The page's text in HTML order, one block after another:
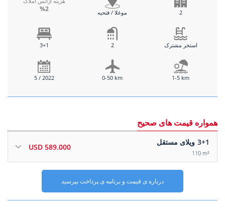
%2 موغلا / فتحیه 2
3+1 2 استخر مشترک
5 / 2022 0-50 km 1-5 km
همواره قیمت های صحیح
3+1 ویلای مستقل
110 m²
589.000 USD
درباره ی قیمت و برنامه ی پرداخت بپرسید